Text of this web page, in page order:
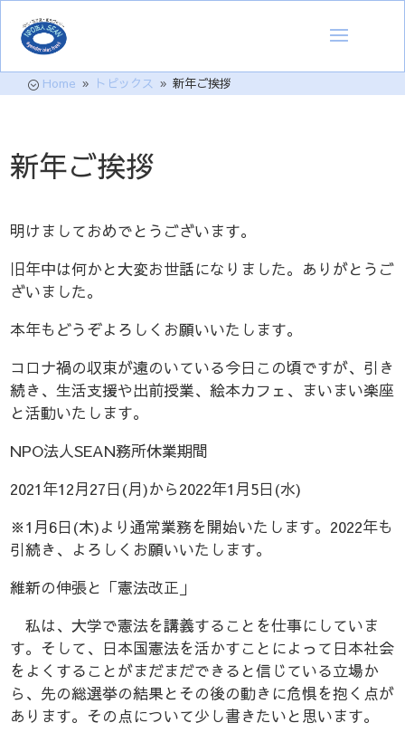
; Home 9 トピックス 9 新年ご挨拶
新年ご挨拶
明けましておめでとうございます。
旧年中は何かと大変お世話になりました。ありがとうご
ざいました。
本年もどうぞよろしくお願いいたします。
コロナ禍の収束が遠のいている今日この頃ですが、引き
続き、生活支援や出前授業、絵本カフェ、まいまい楽座
と活動いたします。
NPO法人SEAN務所休業期間
2021年12月27日(月)から2022年1月5日(水)
※1月6日(木)より通常業務を開始いたします。2022年も
引続き、よろしくお願いいたします。
維新の伸張と「憲法改正」
私は、大学で憲法を講義することを仕事にしていま
す。そして、日本国憲法を活かすことによって日本社会
をよくすることがまだまだできると信じている立場か
ら、先の総選挙の結果とその後の動きに危惧を抱く点が
あります。その点について少し書きたいと思います。